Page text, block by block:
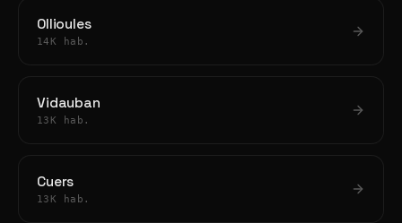
Ollioules
14K hab.
Vidauban
13K hab.
Cuers
13K hab.